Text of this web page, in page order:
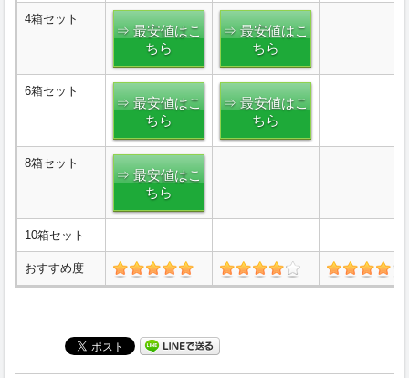
4箱セット
⇒ 最安値はこ
ちら
⇒ 最安値はこ
ちら
6箱セット
⇒ 最安値はこ
ちら
⇒ 最安値はこ
ちら
8箱セット
⇒ 最安値はこ
ちら
10箱セット
おすすめ度